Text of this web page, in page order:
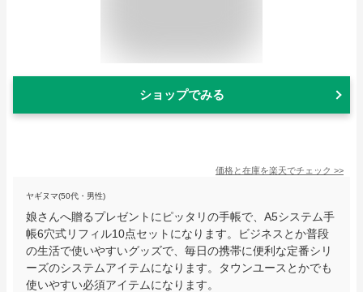
ショップでみる
価格と在庫を楽天でチェック >>
ヤギヌマ(50代・男性)
娘さんへ贈るプレゼントにピッタリの手帳で、A5システム手
帳6穴式リフィル10点セットになります。ビジネスとか普段
の生活で使いやすいグッズで、毎日の携帯に便利な定番シリ
ーズのシステムアイテムになります。タウンユースとかでも
使いやすい必須アイテムになります。